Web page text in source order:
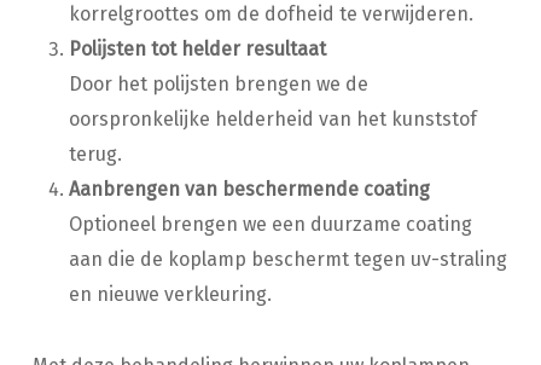
korrelgroottes om de dofheid te verwijderen.
Polijsten tot helder resultaat
Door het polijsten brengen we de
oorspronkelijke helderheid van het kunststof
terug.
Aanbrengen van beschermende coating
Optioneel brengen we een duurzame coating
aan die de koplamp beschermt tegen uv-straling
en nieuwe verkleuring.